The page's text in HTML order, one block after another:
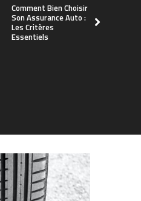
Comment Bien Choisir
Son Assurance Auto :
Les Critères
Essentiels